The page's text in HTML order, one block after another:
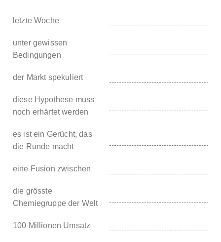
letzte Woche
unter gewissen
Bedingungen
der Markt spekuliert
diese Hypothese muss
noch erhärtet werden
es ist ein Gerücht, das
die Runde macht
eine Fusion zwischen
die grösste
Chemiegruppe der Welt
100 Millionen Umsatz